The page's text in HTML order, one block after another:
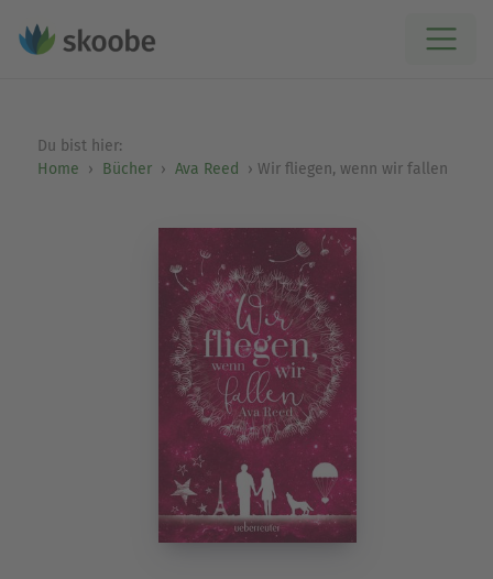
Du bist hier:
Home
Bücher Ava Reed Wir fliegen, wenn wir fallen